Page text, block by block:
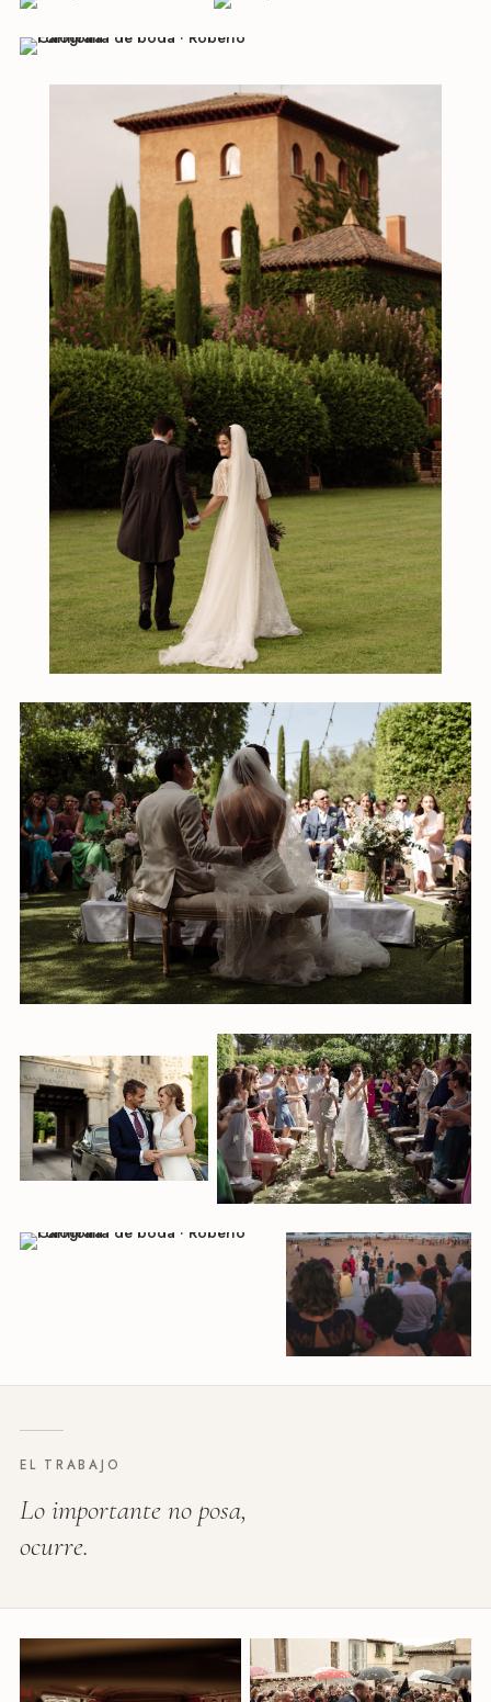
EL TRABAJO
Lo importante no posa,
ocurre.